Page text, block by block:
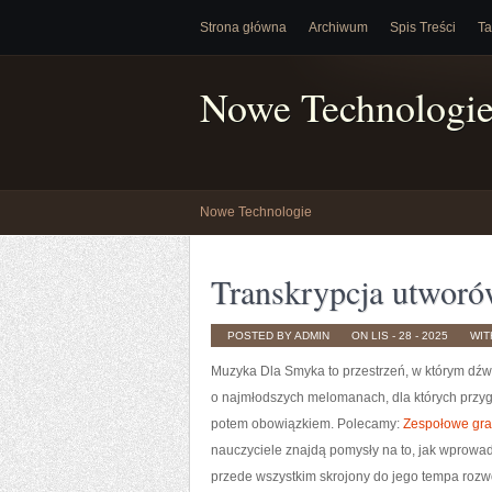
Strona główna Archiwum Spis Treści
Nowe
Nowe Technologie
Transkrypcja
POSTED BY ADMIN ON LIS - 28 - 2025
Muzyka Dla Smyka to przestrzeń, w którym
o najmłodszych melomanach, dla których
potem obowiązkiem. Polecamy: Zespołowe
nauczyciele znajdą pomysły na to, jak
przede wszystkim skrojony do jego tempa